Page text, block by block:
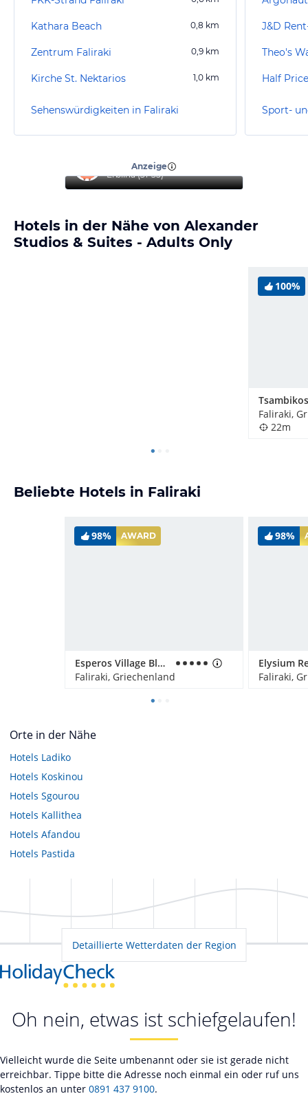
Kathara Beach 0,8 km
Zentrum Faliraki 0,9 km
Kirche St. Nektarios 1,0 km
Sehenswürdigkeiten in Faliraki
J&D
Theo's
Half
Sport-
Anzeige
Erblina (31-35)
Hotels in der Nähe von Alexander
Studios & Suites - Adults Only
100%
Faliraki,
22m
Beliebte Hotels in Faliraki
98% AWARD
Esperos Village Blue & Spa - Adults only
Faliraki, Griechenland
98%
Faliraki,
Orte in der Nähe
Hotels Ladiko
Hotels Koskinou
Hotels Sgourou
Hotels Kallithea
Hotels Afandou
Hotels Pastida
Detaillierte Wetterdaten der Region
Oh nein, etwas ist schiefgelaufen!
Vielleicht wurde die Seite umbenannt oder sie ist gerade nicht
erreichbar. Tippe bitte die Adresse noch einmal ein oder ruf uns
kostenlos an unter 0891 437 9100.